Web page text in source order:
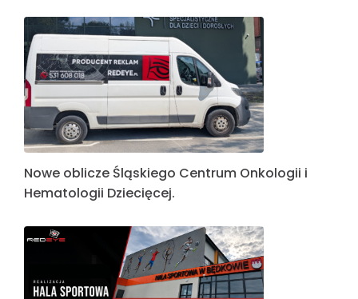
Nowe oblicze Śląskiego Centrum Onkologii i
Hematologii Dziecięcej.